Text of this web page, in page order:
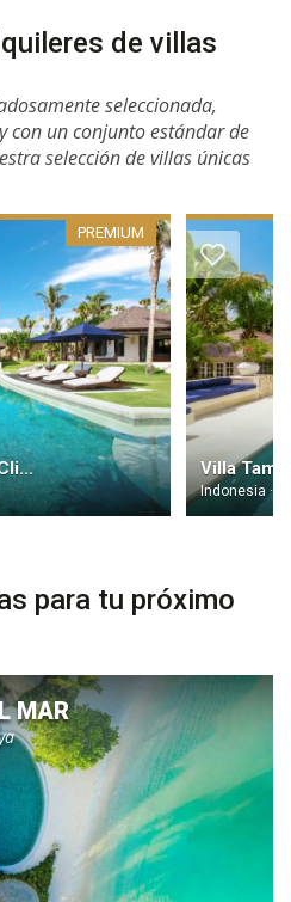
de villas
seleccionada,
con un conjunto estándar de
selección de villas únicas
Villa Pawana at Ungasan Clifftop Resort Bali
PREMIUM
Indonesia ·
para tu próximo
MAR